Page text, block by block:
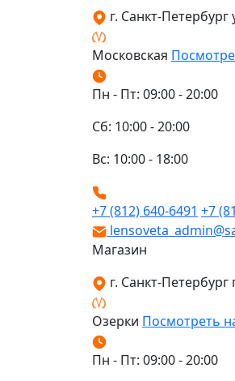
г. Санкт-Петербург
Московская
Пн - Пт: 09:00 - 20:00
Сб: 10:00 - 20:00
Вс: 10:00 - 18:00
+7 (812) 640-6491 +7
Магазин
г. Санкт-Петербург
Озерки Посмотреть
Пн - Пт: 09:00 - 20:00